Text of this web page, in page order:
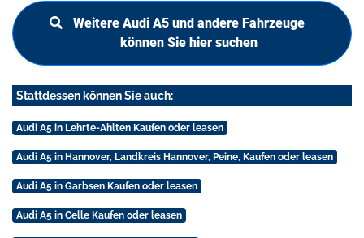
Weitere Audi A5 und andere Fahrzeuge
können Sie hier suchen
Stattdessen können Sie auch:
Audi A5 in Lehrte-Ahlten Kaufen oder leasen
Audi A5 in Hannover, Landkreis Hannover, Peine, Kaufen oder leasen
Audi A5 in Garbsen Kaufen oder leasen
Audi A5 in Celle Kaufen oder leasen